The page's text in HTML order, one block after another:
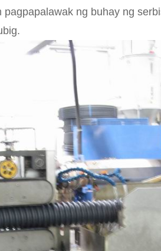
ng buhay ng